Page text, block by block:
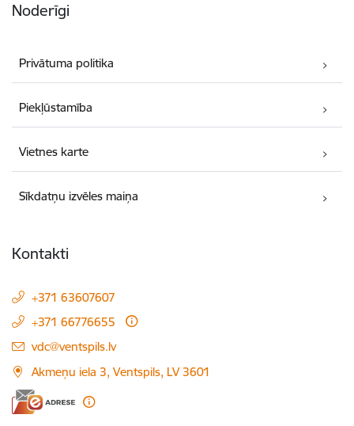
Noderīgi
Privātuma politika
Piekļūstamība
Vietnes karte
Sīkdatņu izvēles maiņa
Kontakti
+371 63607607
+371 66776655
E-pasts:
vdc@ventspils.lv
Akmeņu iela 3, Ventspils, LV 3601